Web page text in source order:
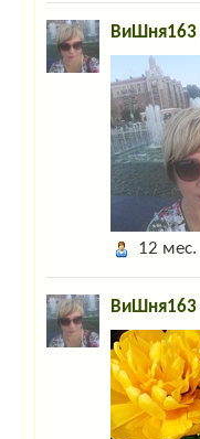
ВиШня163
12 мес.
ВиШня163